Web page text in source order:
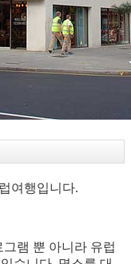
여행입니다.
램 뿐 아니라 유럽